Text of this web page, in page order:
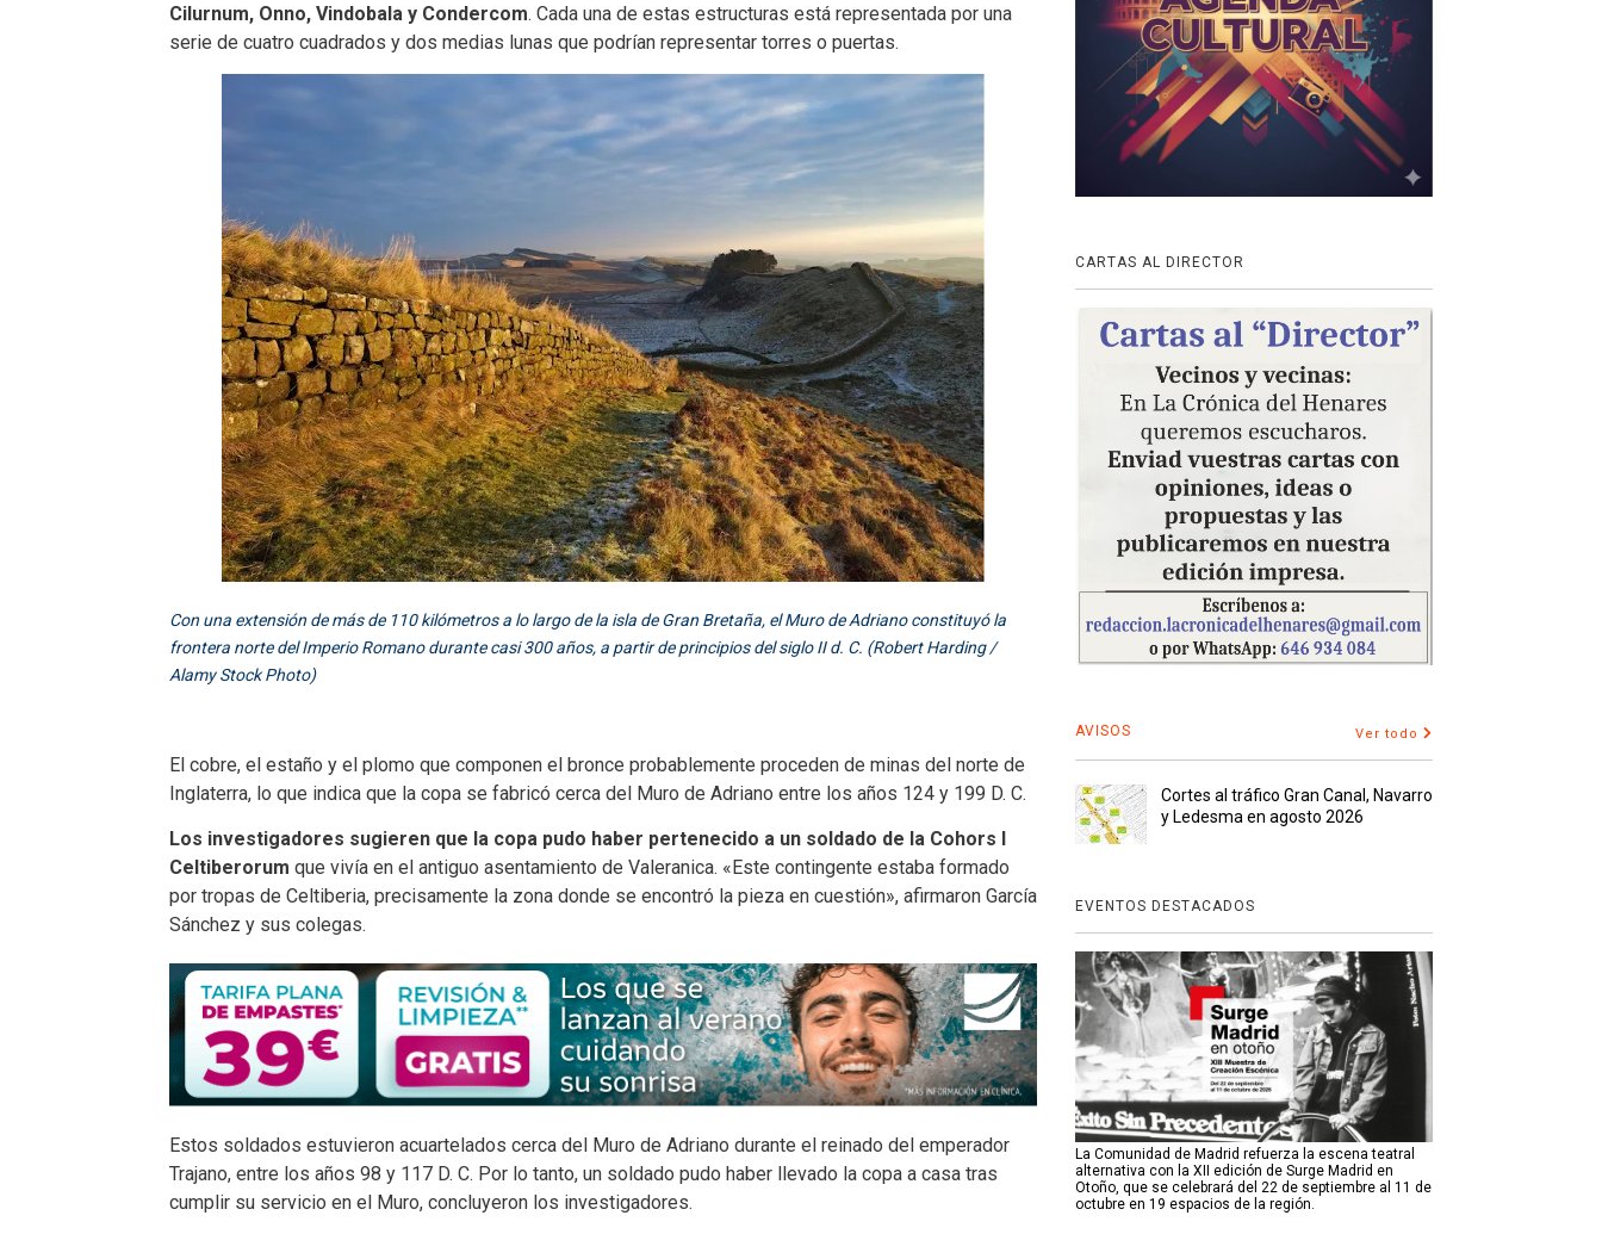
Cilurnum, Onno, Vindobala y Condercom. Cada una de estas estructuras está representada por una
serie de cuatro cuadrados y dos medias lunas que podrían representar torres o puertas.
Con una extensión de más de 110 kilómetros a lo largo de la isla de Gran Bretaña, el Muro de Adriano constituyó la
frontera norte del Imperio Romano durante casi 300 años, a partir de principios del siglo II d. C. (Robert Harding /
Alamy Stock Photo)
El cobre, el estaño y el plomo que componen el bronce probablemente proceden de minas del norte de
Inglaterra, lo que indica que la copa se fabricó cerca del Muro de Adriano entre los años 124 y 199 D. C.
Los investigadores sugieren que la copa pudo haber pertenecido a un soldado de la Cohors I
Celtiberorum que vivía en el antiguo asentamiento de Valeranica. «Este contingente estaba formado
por tropas de Celtiberia, precisamente la zona donde se encontró la pieza en cuestión», afirmaron García
Sánchez y sus colegas.
Estos soldados estuvieron acuartelados cerca del Muro de Adriano durante el reinado del emperador
Trajano, entre los años 98 y 117 D. C. Por lo tanto, un soldado pudo haber llevado la copa a casa tras
cumplir su servicio en el Muro, concluyeron los investigadores.
CARTAS AL DIRECTOR
AVISOS Ver todo
Cortes al tráfico Gran Canal, Navarro
y Ledesma en agosto 2026
EVENTOS DESTACADOS
La Comunidad de Madrid refuerza la escena teatral
alternativa con la XII edición de Surge Madrid en
Otoño, que se celebrará del 22 de septiembre al 11 de
octubre en 19 espacios de la región.